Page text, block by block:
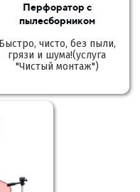
Перфоратор с
пылесборником
Быстро, чисто, без пыли,
грязи и шума!(услуга
"Чистый монтаж")